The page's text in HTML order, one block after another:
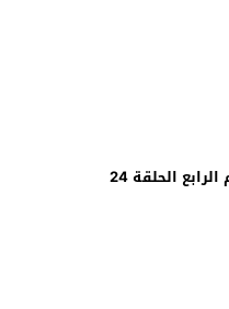
الحلقة 24